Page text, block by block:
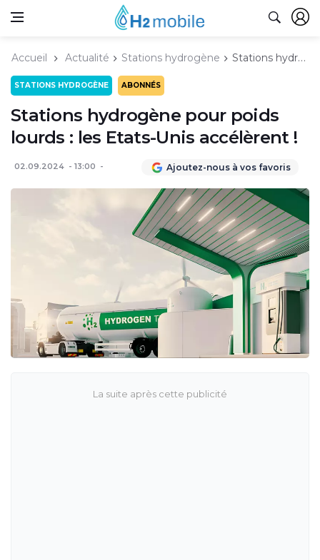
Accueil Actualité Stations hydrogène Stations hydrogène pour poids lourds : les Etats-Unis accélèrent !
STATIONS HYDROGÈNE ABONNÉS
Stations hydrogène pour poids
lourds : les Etats-Unis accélèrent !
02.09.2024 13:00 Ajoutez-nous à vos favoris